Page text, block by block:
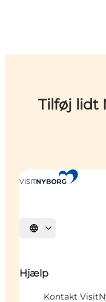
Tilføj lidt
Vælg sprog
Hjælp
Kontakt